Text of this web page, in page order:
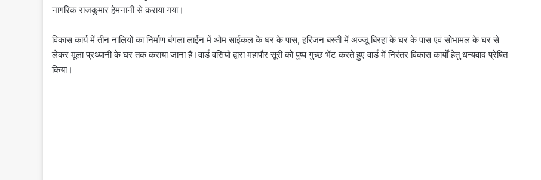
नागरिक राजकुमार हेमनानी से कराया गया।
विकास कार्य में तीन नालियों का निर्माण बंगला लाईन में ओम साईकल के घर के पास, हरिजन बस्ती में अज्जू बिरहा के घर के पास एवं सोभामल के घर से
लेकर मूला प्रथ्यानी के घर तक कराया जाना है।वार्ड वसियों द्वारा महापौर सूरी को पुष्प गुच्छ भेंट करते हुए वार्ड में निरंतर विकास कार्यों हेतु धन्यवाद प्रेषित
किया।